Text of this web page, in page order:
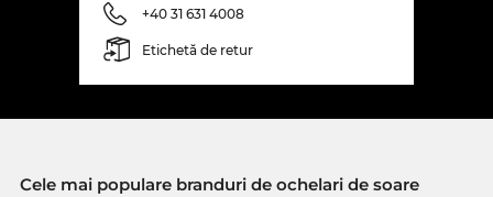
+40 31 631 4008
Etichetă de retur
Cele mai populare branduri de ochelari de soare